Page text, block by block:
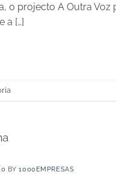
o projecto A Outra Voz
a […]
BY1000EMPRESAS